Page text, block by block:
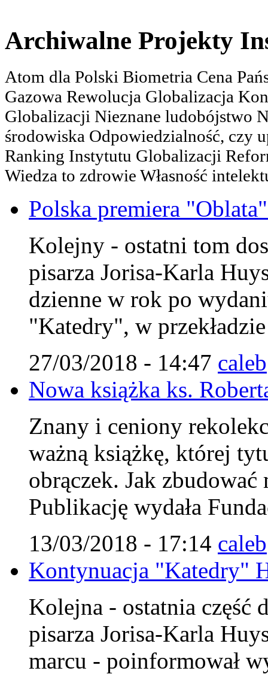
Archiwalne Projekty
Atom dla Polski Biometria Cena
Gazowa Rewolucja Globalizacja
Globalizacji Nieznane ludobójstwo
środowiska Odpowiedzialność, czy
Ranking Instytutu Globalizacji
Wiedza to zdrowie Własność
Polska premiera
Kolejny - ostatni tom
pisarza Jorisa-Karla
dzienne w rok po
"Katedry", w
27/03/2018 - 14:47 caleb
Nowa książka ks.
Znany i ceniony
ważną książkę, której
obrączek. Jak zbudować
Publikację wydała
13/03/2018 - 17:14 caleb
Kontynuacja "Katedry"
Kolejna - ostatnia część
pisarza Jorisa-Karla
marcu - poinformował